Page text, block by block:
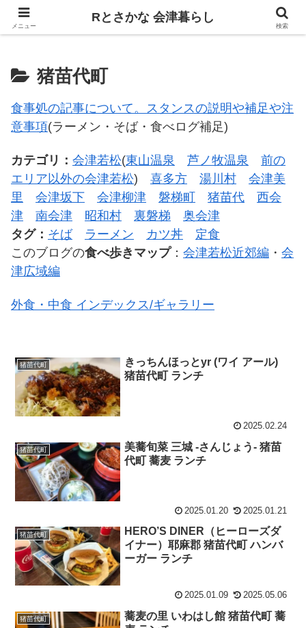
飲食、観光、イベント。食べて遊ぶ
猪苗代町
食事処の記事について。スタンスの説明や補足や注
意事項(ラーメン・そば・食べログ補足)
カテゴリ： 会津若松(東山温泉 芦ノ牧温泉
前の
エリア以外の会津若松) 喜多方 湯川村
会津美
里
会津坂下 会津柳津 磐梯町 猪苗代
西会
津
南会津 昭和村 裏磐梯
奥会津
タグ： そば ラーメン カツ丼
定食
このブログの食べ歩きマップ： 会津若松近郊編 ・ 会
津広域編
外食・中食 インデックス/ギャラリー
猪苗代町
きっちんほっとyr (ワイ アール)
猪苗代町 ランチ
2025.02.24
猪苗代町
美蕎旬菜 三城 -さんじょう- 猪苗
代町 蕎麦 ランチ
2025.01.20 2025.01.21
猪苗代町
HERO’S DINER（ヒーローズダ
イナー）耶麻郡 猪苗代町 ハンバ
ーガー ランチ
2025.01.09 2025.05.06
猪苗代町
蕎麦の里 いわはし館 猪苗代町 蕎
メニュー
Rとさかな 会津暮らし
検索